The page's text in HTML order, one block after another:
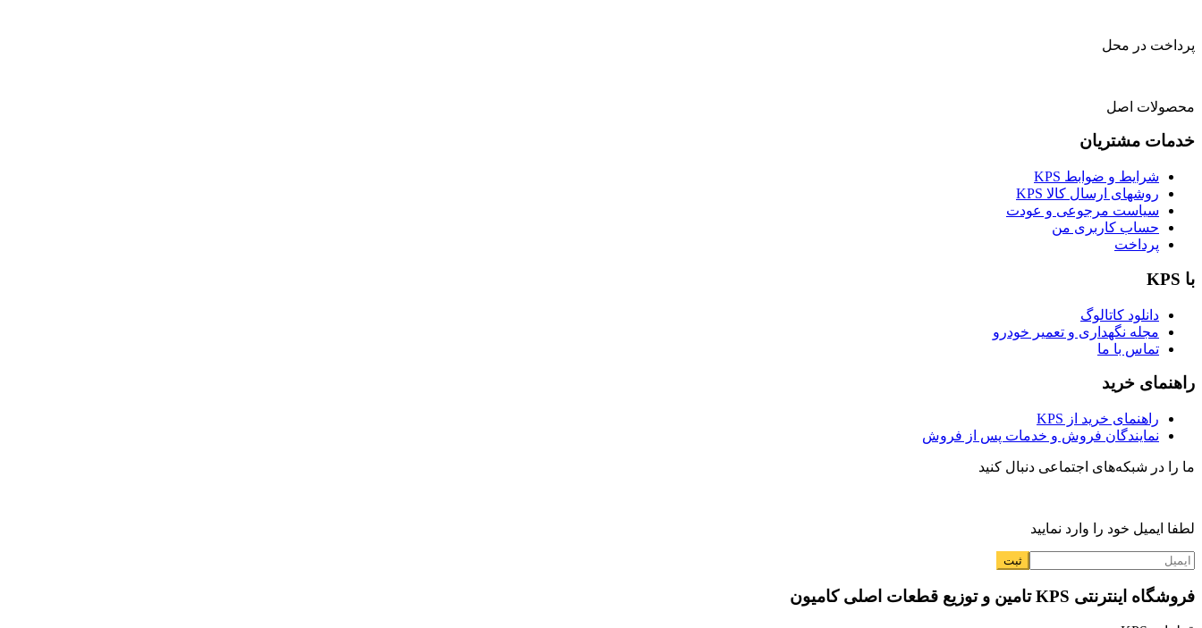
پرداخت در محل
محصولات اصل
خدمات مشتریان
شرایط و ضوابط KPS
روشهای ارسال کالا KPS
سیاست مرجوعی و عودت
حساب کاربری من
پرداخت
با KPS
دانلود کاتالوگ
مجله نگهداری و تعمیر خودرو
تماس با ما
راهنمای خرید
راهنمای خرید از KPS
نمایندگان فروش و خدمات پس از فروش
ما را در شبکه‌های اجتماعی دنبال کنید
لطفا ایمیل خود را وارد نمایید
فروشگاه اینترنتی KPS تامین و توزیع قطعات اصلی کامیون